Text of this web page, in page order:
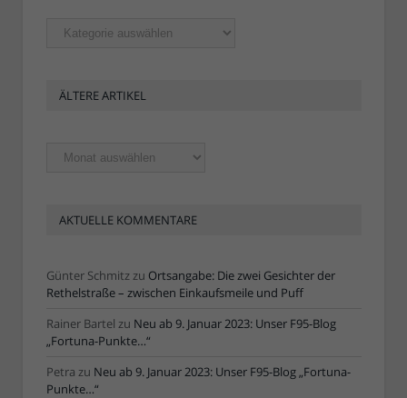
Rubriken
ÄLTERE ARTIKEL
Ältere
Artikel
AKTUELLE KOMMENTARE
Günter Schmitzzu Ortsangabe: Die zwei Gesichter der
Rethelstraße – zwischen Einkaufsmeile und Puff
Rainer Bartel zu Neu ab 9. Januar 2023: Unser F95-Blog
„Fortuna-Punkte…“
Petra zu Neu ab 9. Januar 2023: Unser F95-Blog „Fortuna-
Punkte…“